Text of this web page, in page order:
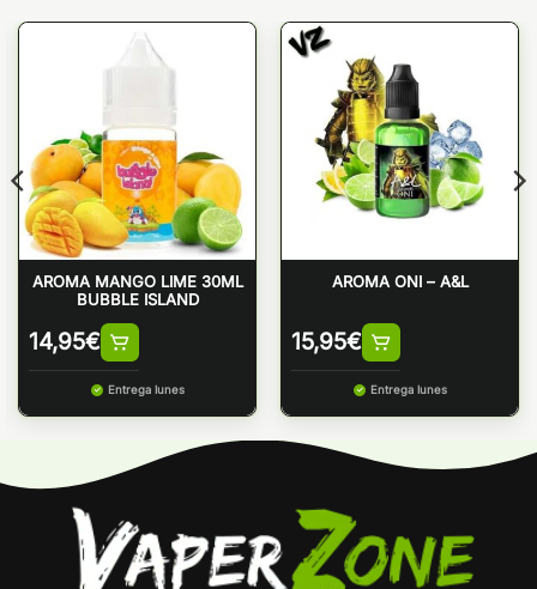
AROMA MANGO LIME 30ML
BUBBLE ISLAND
14,95€
Entrega lunes
AROMA ONI – A&L
15,95€
Entrega lunes